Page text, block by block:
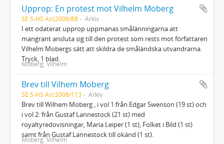
Upprop: En protest mot Vilhelm Moberg
SE S-HS Acc2006/88 Arkiv
I ett odaterat upprop uppmanas smålänningarna att
mangrant ansluta sig till den protest som rests mot författaren
Vilhelm Mobergs sätt att skildra de småländska utvandrarna.
Tryck, 1 blad.
Moberg, Vilhelm
Brev till Vilhem Moberg
SE S-HS Acc2008/113 Arkiv
Brev till Wilhem Moberg , i vol 1:från Edgar Swenson (19 st) och
i vol 2: från Gustaf Lannestock (21 st) med
royaltyredovisningar, Maria Leiper (1 st), Folket i Bild (1 st)
samt från Gustaf Lannestock till okänd (1 st).
Moberg, Vilhelm